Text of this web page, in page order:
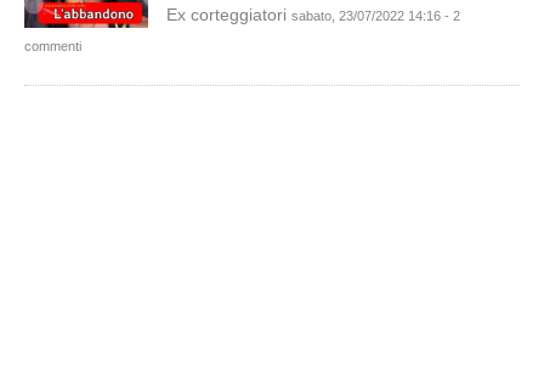
Ex corteggiatori sabato, 23/07/2022 14:16 - 2
commenti